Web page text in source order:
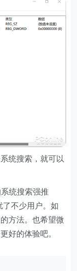
统搜索，就可以
统搜索强推
了不少用户。如
方法。也希望微
好的体验吧。